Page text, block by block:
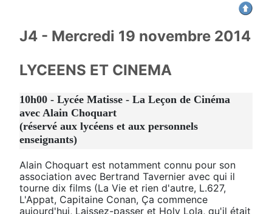
J4 - Mercredi 19 novembre 2014
LYCEENS ET CINEMA
10h00 - Lycée Matisse - La Leçon de Cinéma
avec Alain Choquart
(réservé aux lycéens et aux personnels
enseignants)
Alain Choquart est notamment connu pour son
association avec Bertrand Tavernier avec qui il
tourne dix films (La Vie et rien d'autre, L.627,
L'Appat, Capitaine Conan, Ça commence
aujourd'hui, Laissez-passer et Holy Lola, qu'il était